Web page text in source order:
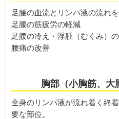
足腰の血流とリンパ液の流れ
足腰の筋疲労の軽減
足腰の冷え・浮腫（むくみ）
腰痛の改善
胸部（小胸筋、大
全身のリンパ液が流れ着く終
要な部位。